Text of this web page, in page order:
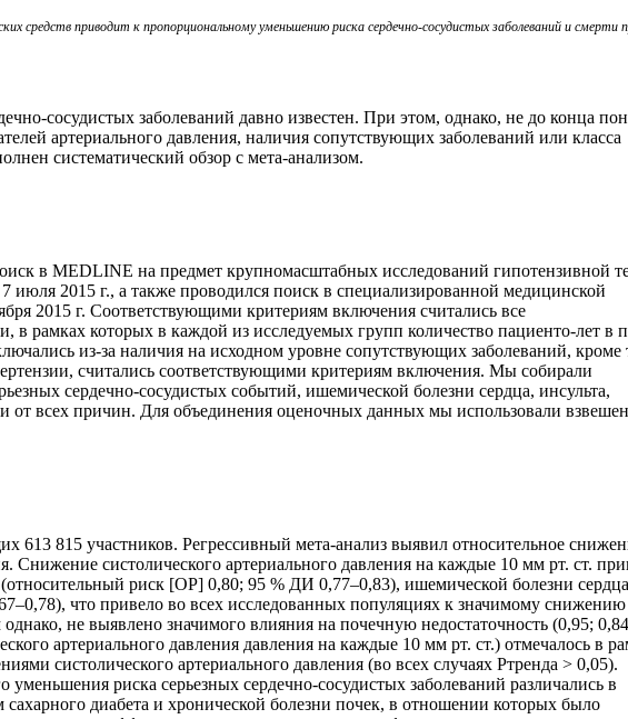
средств приводит к пропорциональному уменьшению риска сердечно-сосудистых заболеваний и смерти
сосудистых заболеваний давно известен. При этом, однако, не до конца
артериального давления, наличия сопутствующих заболеваний или класса
систематический обзор с мета-анализом.
в MEDLINE на предмет крупномасштабных исследований гипотензивной
2015 г., a также проводился поиск в специализированной медицинской
2015 г. Соответствующими критериям включения считались все
рамках которых в каждой из исследуемых групп количество пациенто-лет в
из-за наличия на исходном уровне сопутствующих заболеваний, кроме
считались соответствующими критериям включения. Мы собирали
сердечно-сосудистых событий, ишемической болезни сердца, инсульта,
от всех причин. Для объединения оценочных данных мы использовали
613 815 участников. Регрессивный мета-анализ выявил относительное
систолического артериального давления на каждые 10 мм рт. ст.
риск [ОР] 0,80; 95 % ДИ 0,77–0,83), ишемической болезни
что привело во всех исследованных популяциях к значимому снижению
не выявлено значимого влияния на почечную недостаточность (0,95;
артериального давления давления на каждые 10 мм рт. ст.) отмечалось в
систолического артериального давления (во всех случаях Pтренда > 0,05).
риска серьезных сердечно-сосудистых заболеваний различались в
диабета и хронической болезни почек, в отношении которых было